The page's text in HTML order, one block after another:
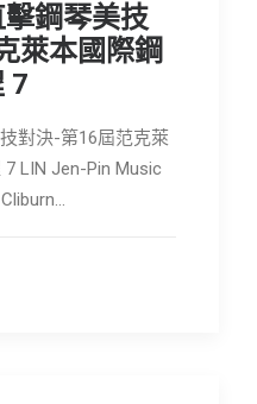
擊鋼琴美技
萊本國際鋼
7
對決-第16屆范克萊
LIN Jen-Pin Music